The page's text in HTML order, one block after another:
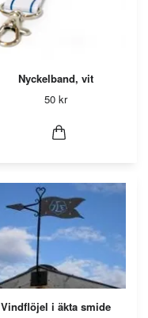
Nyckelband, vit
50 kr
Vindflöjel i äkta smide